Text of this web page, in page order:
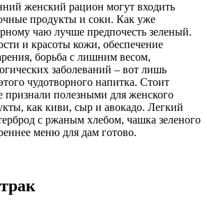
женский рацион могут входить
продукты и соки. Как уже
чаю лучше предпочесть зеленый.
и красоты кожи, обеспечение
борьба с лишним весом,
заболеваний – вот лишь
чудотворного напитка. Стоит
признали полезными для женского
как киви, сыр и авокадо. Легкий
с ржаным хлебом, чашка зеленого
меню для дам готово.